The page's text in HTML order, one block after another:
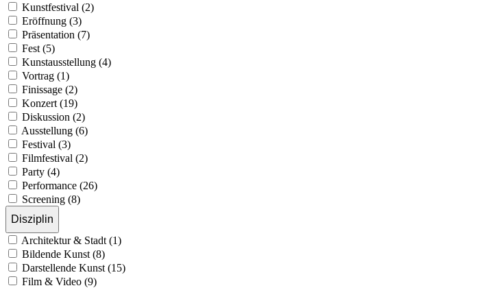
Kunstfestival (2)
Eröffnung (3)
Präsentation (7)
Fest (5)
Kunstausstellung (4)
Vortrag (1)
Finissage (2)
Konzert (19)
Diskussion (2)
Ausstellung (6)
Festival (3)
Filmfestival (2)
Party (4)
Performance (26)
Screening (8)
Disziplin
Architektur & Stadt (1)
Bildende Kunst (8)
Darstellende Kunst (15)
Film & Video (9)